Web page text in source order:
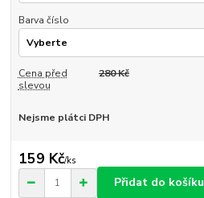
Barva číslo
Cena před
slevou
280 Kč
Nejsme plátci DPH
159 Kč/ks
Přidat do košíku